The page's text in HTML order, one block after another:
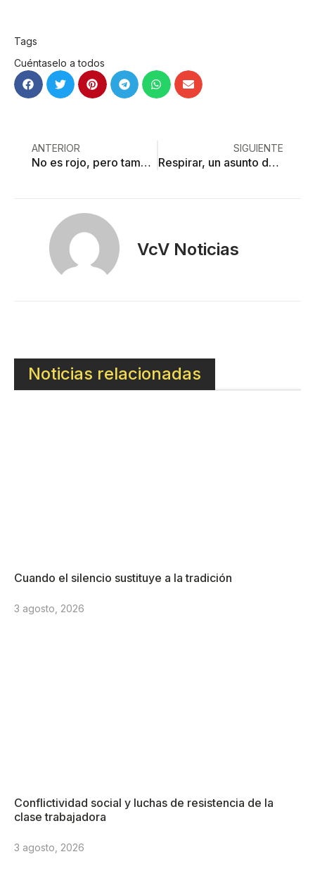
Tags
Cuéntaselo a todos
ANTERIOR
No es rojo, pero tampoco naranja; nuevos horarios para actividades públicas
SIGUIENTE
Respirar, un asunto de vida o muerte ante la HAP
VcV Noticias
Noticias relacionadas
Cuando el silencio sustituye a la tradición
3 agosto, 2026
Conflictividad social y luchas de resistencia de la
clase trabajadora
3 agosto, 2026